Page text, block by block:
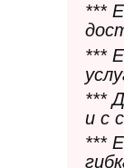
***
***
***
и с
***